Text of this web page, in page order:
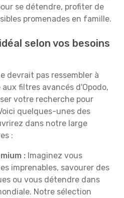
se détendre, profiter de
promenades en famille.
selon vos besoins
devrait pas ressembler à
filtres avancés d'Opodo,
votre recherche pour
quelques-unes des
dans notre large
:
: Imaginez vous
imprenables, savourer des
ou vous détendre dans
Notre sélection